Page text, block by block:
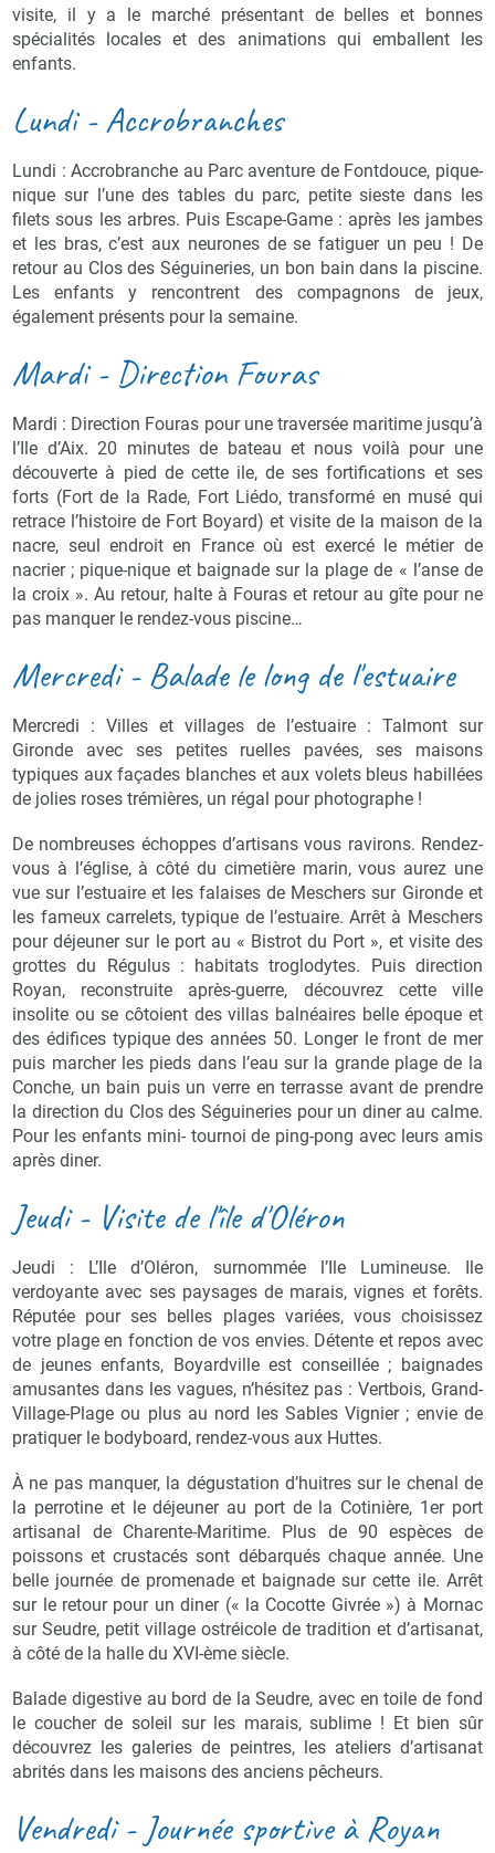
visite, il y a le marché présentant de belles et bonnes
spécialités locales et des animations qui emballent les
enfants.
Lundi - Accrobranches
Lundi : Accrobranche au Parc aventure de Fontdouce, pique-
nique sur l’une des tables du parc, petite sieste dans les
filets sous les arbres. Puis Escape-Game : après les jambes
et les bras, c’est aux neurones de se fatiguer un peu ! De
retour au Clos des Séguineries, un bon bain dans la piscine.
Les enfants y rencontrent des compagnons de jeux,
également présents pour la semaine.
Mardi - Direction Fouras
Mardi : Direction Fouras pour une traversée maritime jusqu’à
l’Ile d’Aix. 20 minutes de bateau et nous voilà pour une
découverte à pied de cette ile, de ses fortifications et ses
forts (Fort de la Rade, Fort Liédo, transformé en musé qui
retrace l’histoire de Fort Boyard) et visite de la maison de la
nacre, seul endroit en France où est exercé le métier de
nacrier ; pique-nique et baignade sur la plage de « l’anse de
la croix ». Au retour, halte à Fouras et retour au gîte pour ne
pas manquer le rendez-vous piscine…
Mercredi - Balade le long de l'estuaire
Mercredi : Villes et villages de l’estuaire : Talmont sur
Gironde avec ses petites ruelles pavées, ses maisons
typiques aux façades blanches et aux volets bleus habillées
de jolies roses trémières, un régal pour photographe !
De nombreuses échoppes d’artisans vous ravirons. Rendez-
vous à l’église, à côté du cimetière marin, vous aurez une
vue sur l’estuaire et les falaises de Meschers sur Gironde et
les fameux carrelets, typique de l’estuaire. Arrêt à Meschers
pour déjeuner sur le port au « Bistrot du Port », et visite des
grottes du Régulus : habitats troglodytes. Puis direction
Royan, reconstruite après-guerre, découvrez cette ville
insolite ou se côtoient des villas balnéaires belle époque et
des édifices typique des années 50. Longer le front de mer
puis marcher les pieds dans l’eau sur la grande plage de la
Conche, un bain puis un verre en terrasse avant de prendre
la direction du Clos des Séguineries pour un diner au calme.
Pour les enfants mini- tournoi de ping-pong avec leurs amis
après diner.
Jeudi - Visite de l'île d'Oléron
Jeudi : L’Ile d’Oléron, surnommée l’Ile Lumineuse. Ile
verdoyante avec ses paysages de marais, vignes et forêts.
Réputée pour ses belles plages variées, vous choisissez
votre plage en fonction de vos envies. Détente et repos avec
de jeunes enfants, Boyardville est conseillée ; baignades
amusantes dans les vagues, n’hésitez pas : Vertbois, Grand-
Village-Plage ou plus au nord les Sables Vignier ; envie de
pratiquer le bodyboard, rendez-vous aux Huttes.
À ne pas manquer, la dégustation d’huitres sur le chenal de
la perrotine et le déjeuner au port de la Cotinière, 1er port
artisanal de Charente-Maritime. Plus de 90 espèces de
poissons et crustacés sont débarqués chaque année. Une
belle journée de promenade et baignade sur cette ile. Arrêt
sur le retour pour un diner (« la Cocotte Givrée ») à Mornac
sur Seudre, petit village ostréicole de tradition et d’artisanat,
à côté de la halle du XVI-ème siècle.
Balade digestive au bord de la Seudre, avec en toile de fond
le coucher de soleil sur les marais, sublime ! Et bien sûr
découvrez les galeries de peintres, les ateliers d’artisanat
abrités dans les maisons des anciens pêcheurs.
Vendredi - Journée sportive à Royan